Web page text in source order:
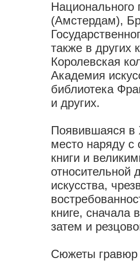
Национального
(Амстердам),
также в других
Королевская
Академия
библиотека
и других.
Появившаяся в
место наряду с
книги и
относительной
искусства,
книге, сначала
затем и
Сюжеты гравюр